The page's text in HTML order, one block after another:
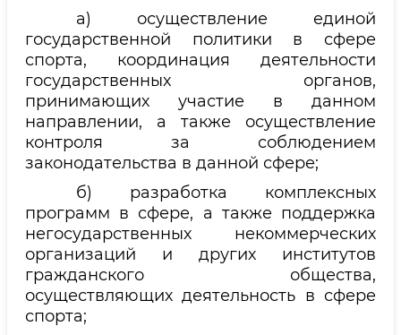
а) осуществление единой
государственной политики в сфере
спорта, координация деятельности
государственных органов,
принимающих участие в данном
направлении, а также осуществление
контроля за соблюдением
законодательства в данной сфере;
б) разработка комплексных
программ в сфере, а также поддержка
негосударственных некоммерческих
организаций и других институтов
гражданского общества,
осуществляющих деятельность в сфере
спорта;